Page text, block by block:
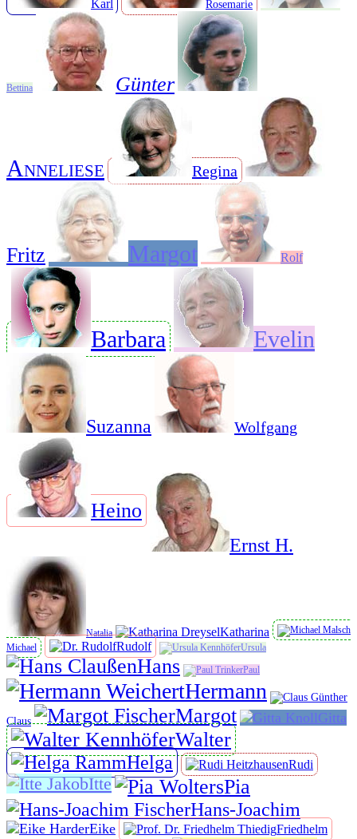
Karl Rosemarie
Bettina Günter
Anneliese Regina
Fritz Margot Rolf
Barbara Evelin
Suzanna Wolfgang
Heino
Ernst H.
Natalia Katharina
Michael Rudolf Ursula
Hans Paul
Hermann
Claus Margot Gitta
Walter
Helga Rudi
Itte Pia
Hans-Joachim
Eike Friedhelm